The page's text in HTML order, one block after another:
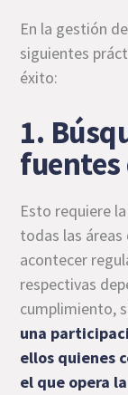
En la gestión
siguientes
éxito:
1.
fuentes
Esto requiere
todas las
acontecer
respectivas
cumplimiento,
una
ellos quienes
el que opera